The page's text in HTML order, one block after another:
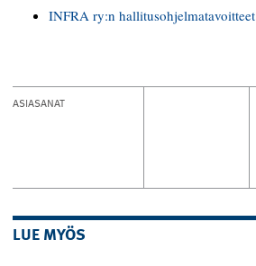
INFRA ry:n hallitusohjelmatavoitteet
ASIASANAT
LUE MYÖS